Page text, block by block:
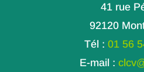
41 rue
92120
Tél : 01 56
E-mail :